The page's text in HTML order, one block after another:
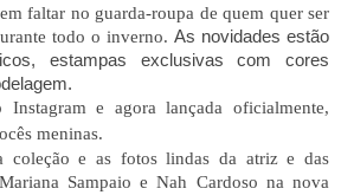
faltar no guarda-roupa de quem quer ser
todo o inverno. As novidades estão
estampas exclusivas com cores
Instagram e agora lançada oficialmente,
meninas.
coleção e as fotos lindas da atriz e das
Sampaio e Nah Cardoso na nova